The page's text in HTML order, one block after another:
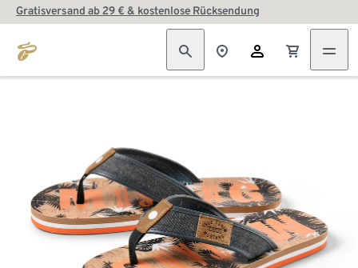
Gratisversand ab 29 € & kostenlose Rücksendung